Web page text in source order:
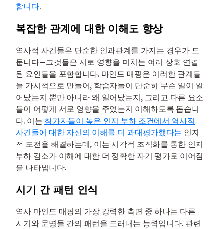
합니다.
복잡한 관계에 대한 이해도 향상
역사적 사건들은 단순한 인과관계를 가지는 경우가 드
뭅니다—그것들은 서로 영향을 미치는 여러 상호 연결
된 요인들을 포함합니다. 마인드 매핑은 이러한 관계들
을 가시적으로 만들어, 학습자들이 단순히 무슨 일이 일
어났는지 뿐만 아니라 왜 일어났는지, 그리고 다른 요소
들이 어떻게 서로 영향을 주었는지 이해하도록 돕습니
다. 이는 참가자들이 높은 인지 부하 조건에서 역사적
사건들에 대한 자신의 이해를 더 과대평가했다는 인지
적 도전을 해결하는데, 이는 시각적 조직화를 통한 인지
부하 감소가 이해에 대한 더 정확한 자기 평가로 이어짐
을 나타냅니다.
시기 간 패턴 인식
역사 마인드 매핑의 가장 강력한 측면 중 하나는 다른
시기와 문명들 간의 패턴을 드러내는 능력입니다. 관련